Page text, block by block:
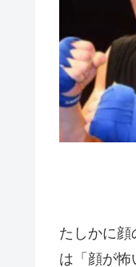
たしかに
は「顔が怖